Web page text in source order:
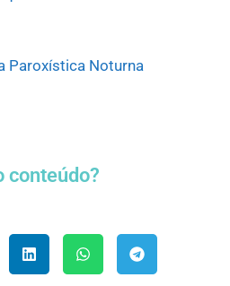
Paroxística Noturna
conteúdo?